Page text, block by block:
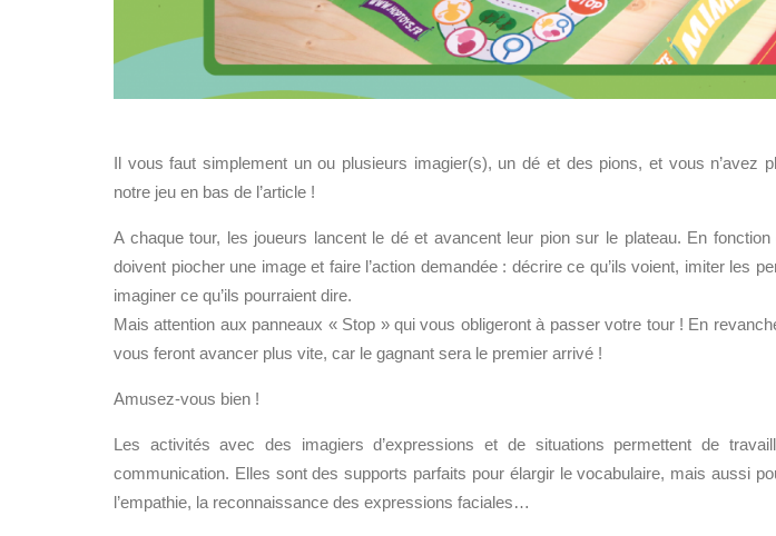
Il vous faut simplement un ou plusieurs imagier(s), un dé et des pions, et vous n’avez
notre jeu en bas de l’article !
A chaque tour, les joueurs lancent le dé et avancent leur pion sur le plateau. En
doivent piocher une image et faire l’action demandée : décrire ce qu’ils voient, imiter les
imaginer ce qu’ils pourraient dire.
Mais attention aux panneaux « Stop » qui vous obligeront à passer votre tour ! En
vous feront avancer plus vite, car le gagnant sera le premier arrivé !
Amusez-vous bien !
Les activités avec des imagiers d’expressions et de situations permettent de
communication. Elles sont des supports parfaits pour élargir le vocabulaire, mais aussi
l’empathie, la reconnaissance des expressions faciales…